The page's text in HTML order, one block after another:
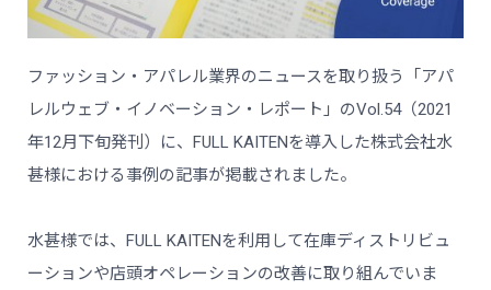
ファッション・アパレル業界のニュースを取り扱う「アパ
レルウェブ・イノベーション・レポート」のVol.54（2021
年12月下旬発刊）に、FULL KAITENを導入した株式会社水
甚様における事例の記事が掲載されました。
水甚様では、FULL KAITENを利用して在庫ディストリビュ
ーションや店頭オペレーションの改善に取り組んでいま